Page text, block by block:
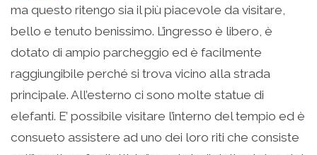
ma questo ritengo sia il più piacevole da visitare,
bello e tenuto benissimo. L’ingresso è libero, è
dotato di ampio parcheggio ed è facilmente
raggiungibile perché si trova vicino alla strada
principale. All’esterno ci sono molte statue di
elefanti. E’ possibile visitare l’interno del tempio ed è
consueto assistere ad uno dei loro riti che consiste